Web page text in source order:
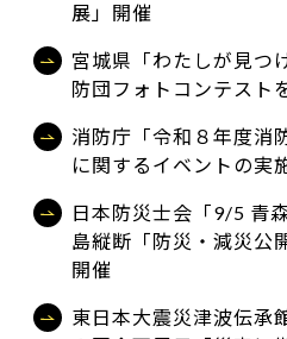
展」開催
宮城県「わたしが見つ
防団フォトコンテスト
消防庁「令和８年度消
に関するイベントの実
日本防災士会「9/5 青
島縦断「防災・減災公
開催
東日本大震災津波伝承